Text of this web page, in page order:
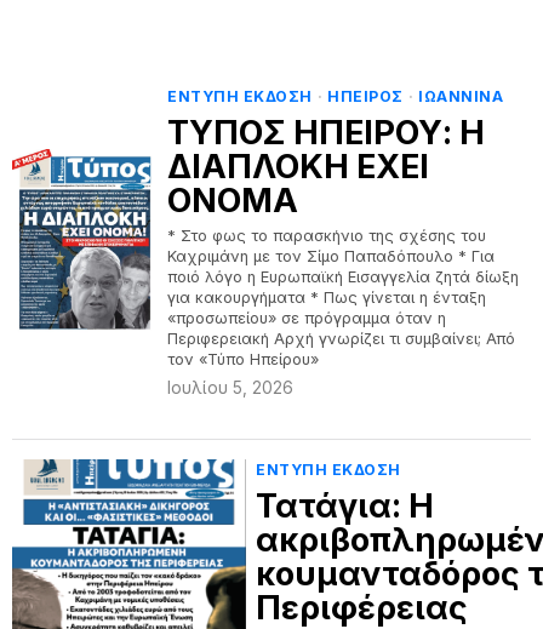
ΕΝΤΥΠΗ ΕΚΔΟΣΗ · ΗΠΕΙΡΟΣ · ΙΩΑΝΝΙΝΑ
ΤΥΠΟΣ ΗΠΕΙΡΟΥ: Η
ΔΙΑΠΛΟΚΗ ΕΧΕΙ
ΟΝΟΜΑ
* Στο φως το παρασκήνιο της σχέσης του
Καχριμάνη με τον Σίμο Παπαδόπουλο * Για
ποιό λόγο η Ευρωπαϊκή Εισαγγελία ζητά δίωξη
για κακουργήματα * Πως γίνεται η ένταξη
«προσωπείου» σε πρόγραμμα όταν η
Περιφερειακή Αρχή γνωρίζει τι συμβαίνει; Από
τον «Τύπο Ηπείρου»
Ιουλίου 5, 2026
ΕΝΤΥΠΗ ΕΚΔΟΣΗ
Τατάγια: Η
κουμανταδόρος
Περιφέρειας